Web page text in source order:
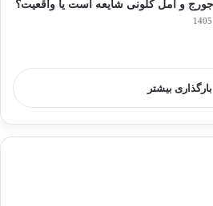
و امل کلونی شایعه است یا واقعیت؟
بارگذاری بیشتر